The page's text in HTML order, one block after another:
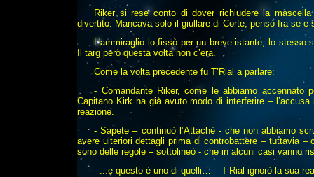
Riker si rese conto di dover richiudere la
divertito. Mancava solo il giullare di Corte, pensò fra se e
L'ammiraglio lo fissò per un breve istante, lo stesso
Il targ però questa volta non c’era.
Come la volta precedente fu T’Rial a parlare:
- Comandante Riker, come le abbiamo accennato
Capitano Kirk ha già avuto modo di interferire –
reazione.
- Sapete – continuò l’Attachè - che non abbiamo
avere ulteriori dettagli prima di controbattere – tuttavia –
sono delle regole – sottolineò - che in alcuni casi vanno
- ...e questo è uno di quelli… – T’Rial ignorò la sua